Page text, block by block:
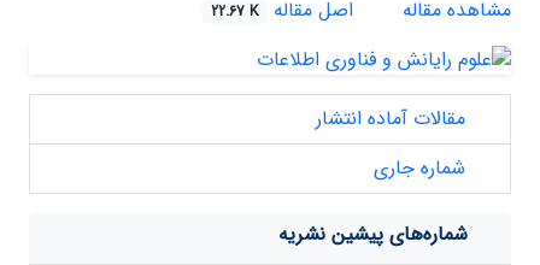
مشاهده مقاله
اصل مقاله 22.67 K
مقالات آماده انتشار
شماره جاری
شماره‌های پیشین نشریه